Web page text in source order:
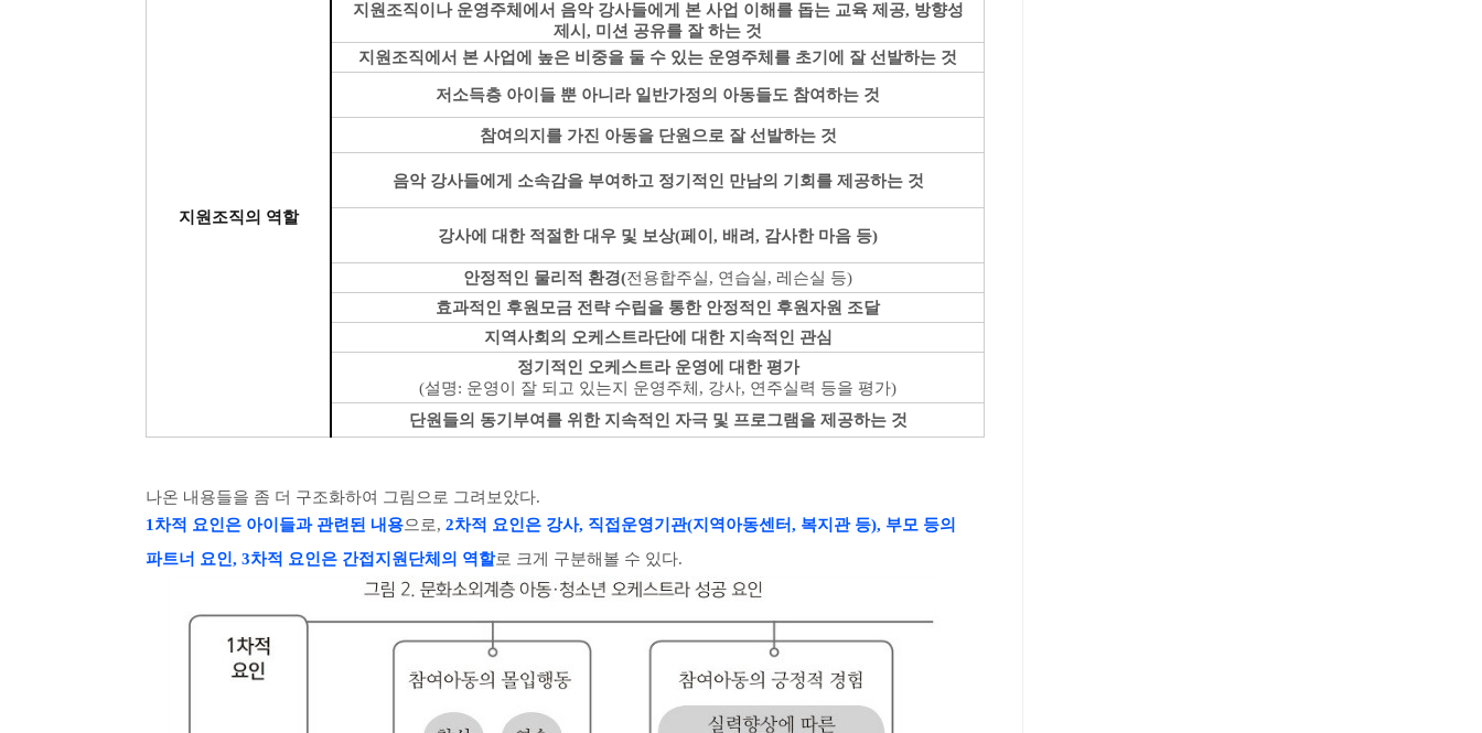
지원조직의 역할
지원조직이나 운영주체에서 음악 강사들에게 본 사업 이해를 돕는 교육 제공, 방향성
제시 , 미션 공유를 잘 하는 것
지원조직에서 본 사업에 높은 비중을 둘 수 있는 운영주체를 초기에 잘 선발하는 것
저소득층 아이들 뿐 아니라 일반가정의 아동들도 참여하는 것
참여의지를 가진 아동을 단원으로 잘 선발하는 것
음악 강사들에게 소속감을 부여하고 정기적인 만남의 기회를 제공하는 것
강사에 대한 적절한 대우 및 보상(페이 , 배려, 감사한 마음 등)
안정적인 물리적 환경(전용합주실, 연습실, 레슨실 등)
효과적인 후원모금 전략 수립을 통한 안정적인 후원자원 조달
지역사회의 오케스트라단에 대한 지속적인 관심
정기적인 오케스트라 운영에 대한 평가
(설명: 운영이 잘 되고 있는지 운영주체 , 강사, 연주실력 등을 평가)
단원들의 동기부여를 위한 지속적 인 자극 및 프로그램을 제공하는 것
나온 내용들을 좀 더 구조화하여 그림으로 그려보았다.
1차적 요인은 아이들과 관련된 내용으로, 2차적 요인은 강사, 직접운영기관(지역아동센터, 복지관 등), 부모 등의
파트너 요인, 3차적 요인은 간접지원단체의 역할로 크게 구분해볼 수 있다.